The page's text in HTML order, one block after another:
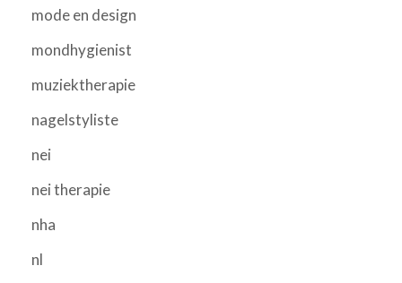
mode en design
mondhygienist
muziektherapie
nagelstyliste
nei
nei therapie
nha
nl